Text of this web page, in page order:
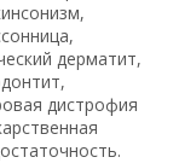
дерматит,
дистрофия